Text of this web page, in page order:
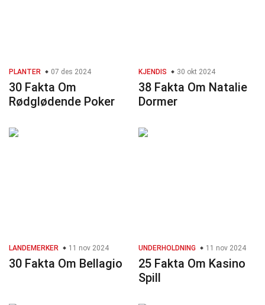
PLANTER 07 des 2024
30 Fakta Om
Rødglødende Poker
KJENDIS 30 okt 2024
38 Fakta Om Natalie
Dormer
LANDEMERKER 11 nov 2024
30 Fakta Om Bellagio
UNDERHOLDNING 11 nov 2024
25 Fakta Om Kasino
Spill